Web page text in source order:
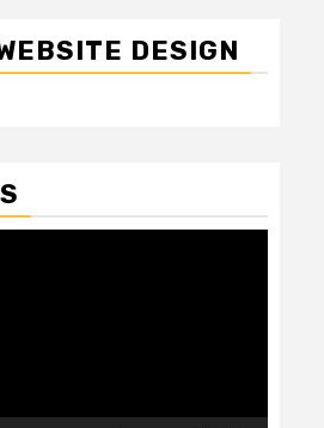
DESIGN